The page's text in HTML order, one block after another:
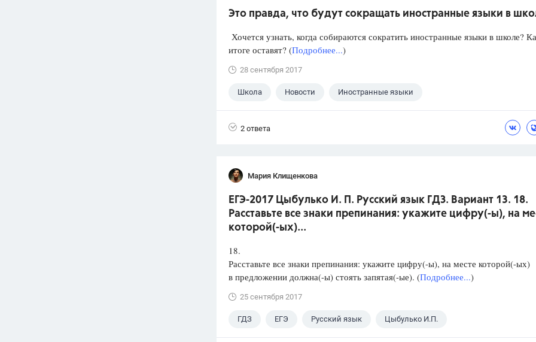
Это правда, что будут сокращать иностранные языки в
Хочется узнать, когда собираются сократить иностранные языки в школе?
итоге оставят? (Подробнее...)
28 сентября 2017
Школа Новости Иностранные языки
2 ответа
Мария Клищенкова
ЕГЭ-2017 Цыбулько И. П. Русский язык ГДЗ. Вариант 13. 18.
Расставьте все знаки препинания: укажите цифру(-ы), на
которой(-ых)...
18.
Расставьте все знаки препинания: укажите цифру(-ы), на месте которой(-ых)
в предложении должна(-ы) стоять запятая(-ые). (Подробнее...)
25 сентября 2017
ГДЗ ЕГЭ Русский язык Цыбулько И.П.